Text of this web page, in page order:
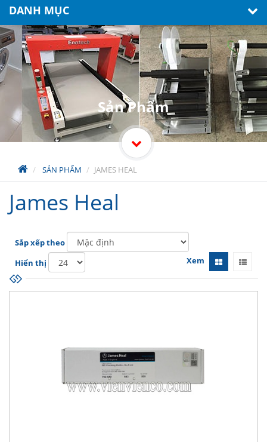
DANH MỤC
SẢN PHẨM JAMES HEAL
Sản Phẩm
James Heal
Sắp xếp theo
Hiển thị
Xem